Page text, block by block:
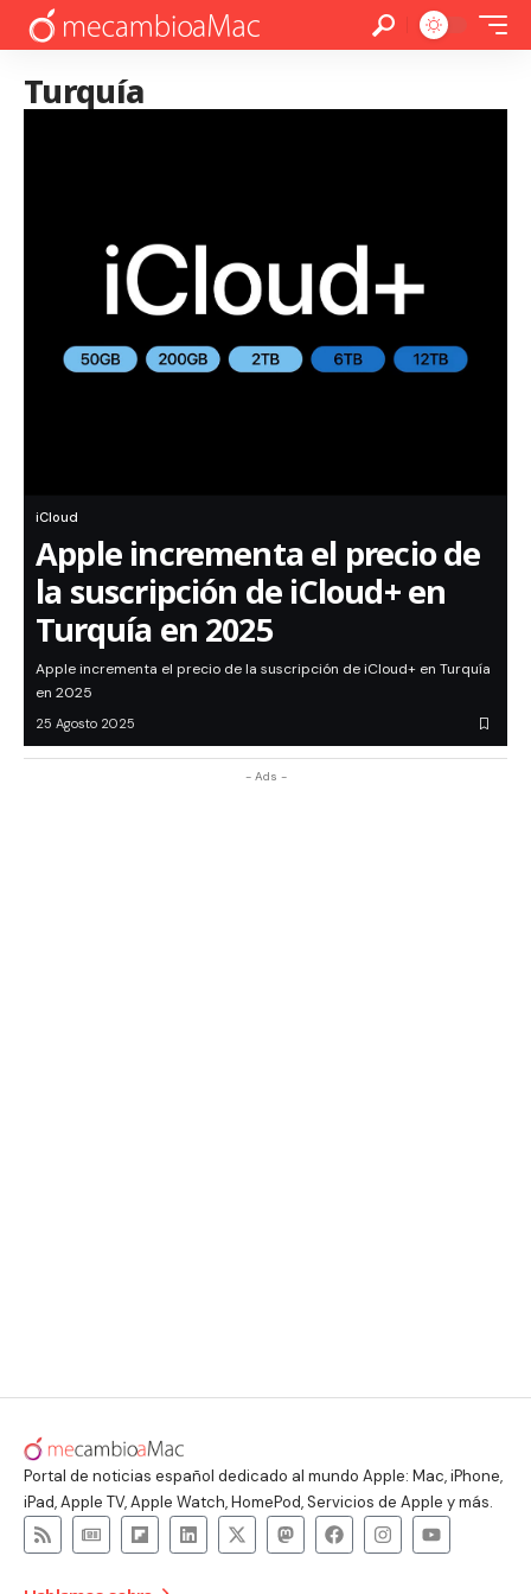
Turquía
iCloud
Apple incrementa el precio de
la suscripción de iCloud+ en
Turquía en 2025
Apple incrementa el precio de la suscripción de iCloud+ en Turquía
en 2025
25 Agosto 2025
- Ads -
Portal de noticias español dedicado al mundo Apple: Mac, iPhone,
iPad, Apple TV, Apple Watch, HomePod, Servicios de Apple y más.